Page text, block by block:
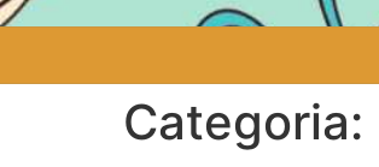
Categoria: